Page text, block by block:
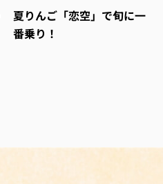
夏りんご「恋空」で旬に一
番乗り！